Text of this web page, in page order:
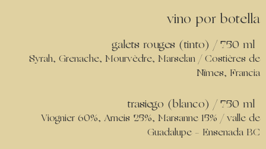
vino por botella
galets rouges (tinto) / 750 ml
Syrah, Grenache, Mourvèdre, Marselan / Costières de
Nîmes, Francia
trasiego (blanco) / 750 ml
Viognier 60%, Arneis 25%, Marsanne 15% / valle de
Guadalupe – Ensenada BC